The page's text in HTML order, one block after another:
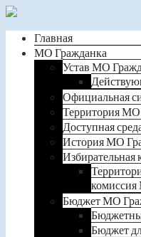
Главная
МО Гражданка
Устав МО
Официальная
Территория МО
Доступная
История МО
Избирательная
Бюджет МО
Бюджет